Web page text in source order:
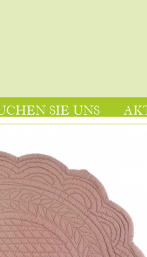
SIE UNS